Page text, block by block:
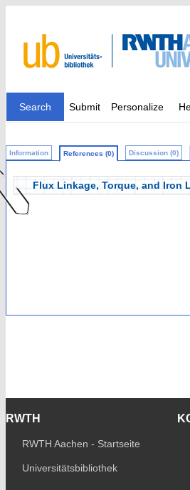
Search Submit Personalize
Information References (0) Discussion (0)
Flux Linkage, Torque, and Iron
RWTH
RWTH Aachen - Startseite
Universitätsbibliothek